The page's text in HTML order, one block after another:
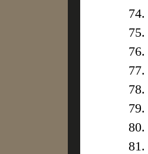
74.
75.
76.
77.
78.
79.
80.
81.